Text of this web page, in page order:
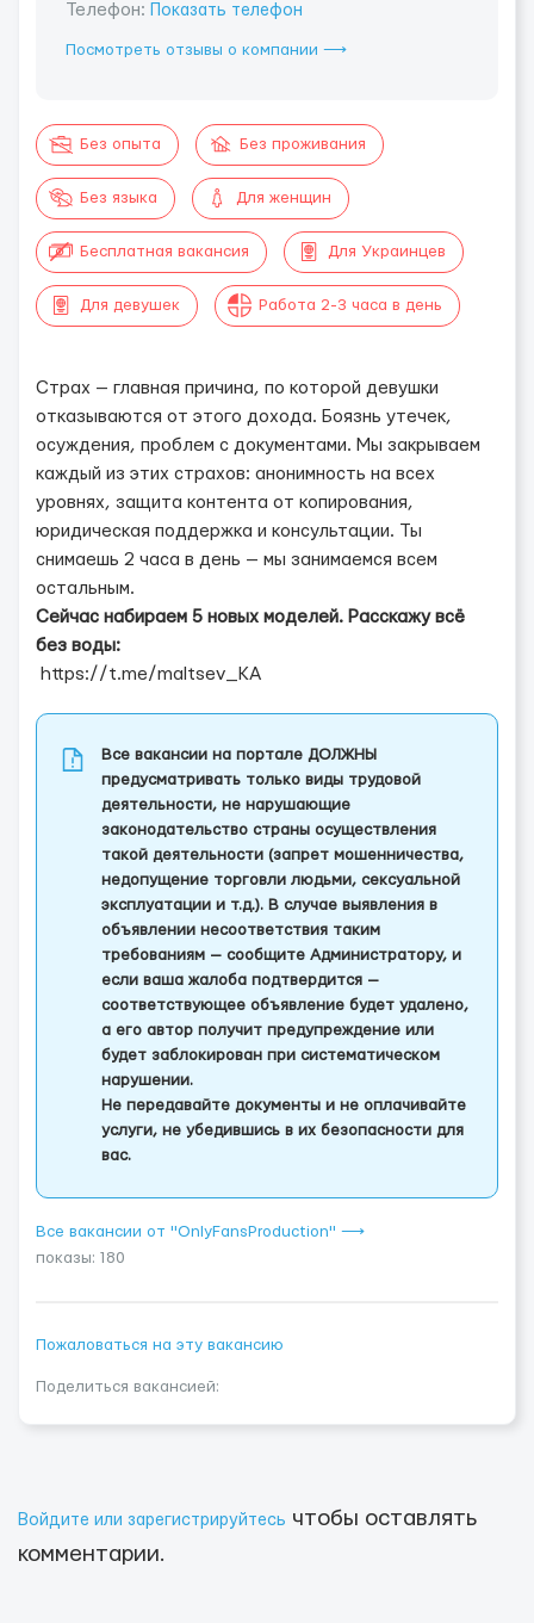
Телефон: Показать телефон
Посмотреть отзывы о компании ⟶
Без опыта Без проживания
Без языка Для женщин
Бесплатная вакансия Для Украинцев
Для девушек Работа 2-3 часа в день
Страх — главная причина, по которой девушки
отказываются от этого дохода. Боязнь утечек,
осуждения, проблем с документами. Мы закрываем
каждый из этих страхов: анонимность на всех
уровнях, защита контента от копирования,
юридическая поддержка и консультации. Ты
снимаешь 2 часа в день — мы занимаемся всем
остальным.
Сейчас набираем 5 новых моделей. Расскажу всё
без воды:
https://t.me/maltsev_KA
Все вакансии на портале ДОЛЖНЫ
предусматривать только виды трудовой
деятельности, не нарушающие
законодательство страны осуществления
такой деятельности (запрет мошенничества,
недопущение торговли людьми, сексуальной
эксплуатации и т.д.). В случае выявления в
объявлении несоответствия таким
требованиям — сообщите Администратору, и
если ваша жалоба подтвердится —
соответствующее объявление будет удалено,
а его автор получит предупреждение или
будет заблокирован при систематическом
нарушении.
Не передавайте документы и не оплачивайте
услуги, не убедившись в их безопасности для
вас.
Все вакансии от "OnlyFansProduction" ⟶
показы: 180
Пожаловаться на эту вакансию
Поделиться вакансией:
Войдите или зарегистрируйтесь чтобы оставлять
комментарии.